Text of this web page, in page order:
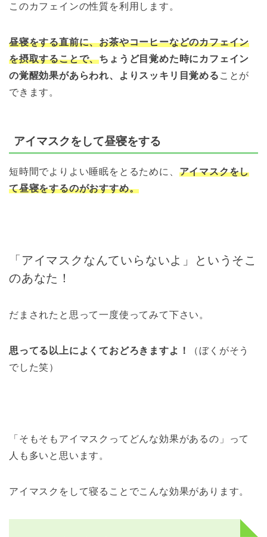
このカフェインの性質を利用します。
昼寝をする直前に、お茶やコーヒーなどのカフェイン
を摂取することで、ちょうど目覚めた時にカフェイン
の覚醒効果があらわれ、よりスッキリ目覚める ことが
できます。
アイマスクをして昼寝をする
短時間でよりよい睡眠をとるために、 アイマスクをし
て昼寝をするのがおすすめ。
「アイマスクなんていらないよ」というそこ
のあなた！
だまされたと思って一度使ってみて下さい。
思ってる以上によくておどろきますよ！
（ぼくがそう
でした笑）
「そもそもアイマスクってどんな効果があるの」って
人も多いと思います。
アイマスクをして寝ることでこんな効果があります。